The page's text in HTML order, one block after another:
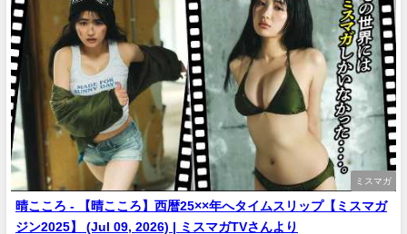
ミスマガ
晴こころ - 【晴こころ】西暦25××年へタイムスリップ【ミスマガ
ジン2025】 (Jul 09, 2026) | ミスマガTVさんより